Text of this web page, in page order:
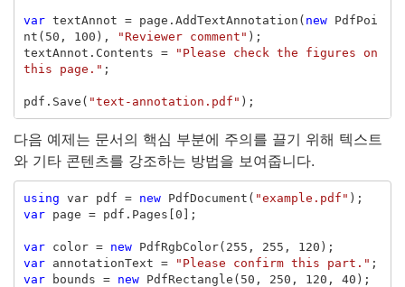
var textAnnot = page . AddTextAnnotation ( new
PdfPoi
nt ( 50 , 100 ), "Reviewer comment" );
textAnnot . Contents =
"Please check the figures on
this page." ;
pdf . Save ( "text-annotation.pdf" );
다음 예제는 문서의 핵심 부분에 주의를 끌기 위해 텍스트
와 기타 콘텐츠를 강조하는 방법을 보여줍니다.
using var pdf = new PdfDocument ( "example.pdf" );
var
page = pdf . Pages 0 ];
var color = new PdfRgbColor( 255 , 255 , 120 );
var
annotationText = "Please confirm this part." ;
var
bounds = new PdfRectangle ( 50 , 250 , 120 , 40 );